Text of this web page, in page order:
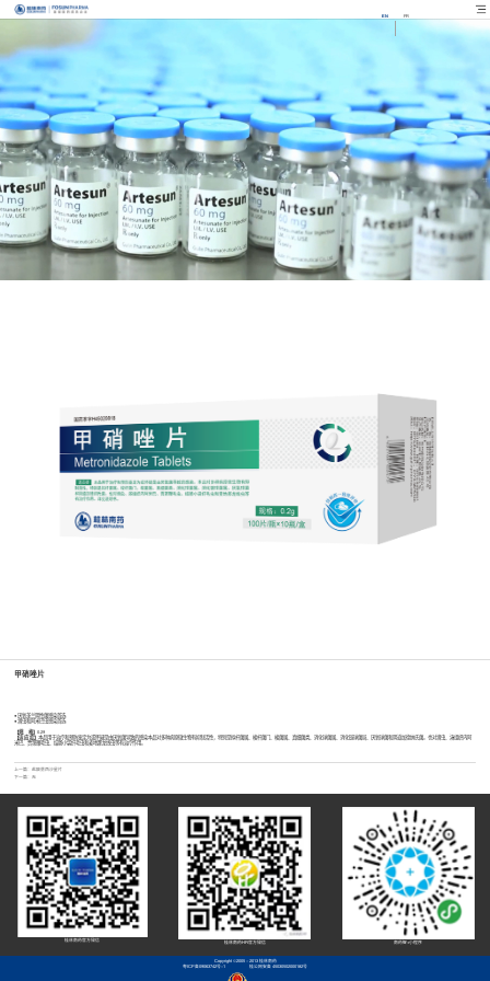
EN FR
甲硝唑片
● 厌氧革兰阴性菌感染首选
● 滴虫和阿米巴虫感染首选
【规 格】
0.29
【适 应 症】本品用于治疗和预防鉴定为或怀疑是由厌氧菌导致的感染本品对多种病原微生物有抑制活性，特别是拟杆菌属、梭杆菌门、梭菌属、真细菌类、消化球菌属、消化链球菌局、厌氧球菌和阴道加德纳氏菌。也对滴虫、溶组织内阿
米巴、贾第鞭毛虫、结肠小袋纤毛虫和麦地那龙线虫等有治疗作用。
上一篇：盐酸莫西沙星片
下一篇：无
桂林南药官方微信
桂林南药HR官方微信 南药智+小程序
Copyright ©2005 - 2013 桂林南药
粤ICP备09063742号-1
桂公网安备 45030502000182号